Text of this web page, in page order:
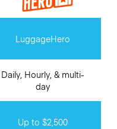
LuggageHero
Daily, Hourly, & multi-
day
Up to $2,500